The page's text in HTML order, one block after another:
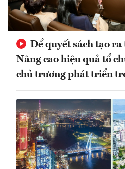
Để quyết sách tạo
Nâng cao hiệu quả tổ
chủ trương phát triển